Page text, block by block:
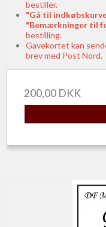
bestiller.
"Gå til
"Bemærkninger til
bestilling.
Gavekortet kan
brev med Post Nord.
200,00 DKK